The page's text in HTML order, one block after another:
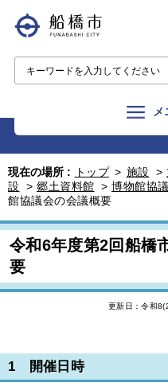
メ
現在の場所 : トップ > 施設 >
設
> 郷土資料館 > 博物館協
館協議会の会議概要
令和6年度第2回船橋
要
更新日：令和
1 開催日時